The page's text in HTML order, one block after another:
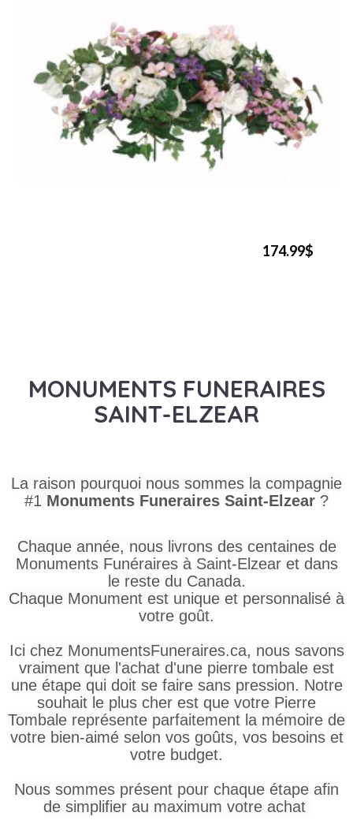
174.99$
MONUMENTS FUNERAIRES
SAINT-ELZEAR
La raison pourquoi nous sommes la compagnie
#1 Monuments Funeraires Saint-Elzear ?
Chaque année, nous livrons des centaines de
Monuments Funéraires à Saint-Elzear et dans
le reste du Canada.
Chaque Monument est unique et personnalisé à
votre goût.
Ici chez MonumentsFuneraires.ca, nous savons
vraiment que l'achat d'une pierre tombale est
une étape qui doit se faire sans pression. Notre
souhait le plus cher est que votre Pierre
Tombale représente parfaitement la mémoire de
votre bien-aimé selon vos goûts, vos besoins et
votre budget.
Nous sommes présent pour chaque étape afin
de simplifier au maximum votre achat